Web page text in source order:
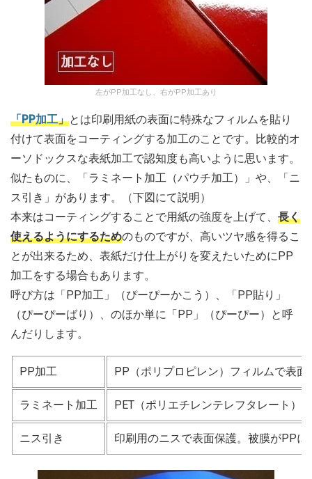
左がPP加工なし、右がPP加工あり
「PP加工」とは印刷用紙の表面に特殊なフィルムを貼り
付けて表面をコーティングする加工のことです。比較的オ
ーソドックスな表紙加工で認知度も高いように思います。
似たものに、「ラミネート加工（パウチ加工）」や、「ニ
ス引き」があります。（下図にて説明）
本来はコーティングすることで用紙の強度を上げて、 長く
使えるようにするためのものですが、高いツヤ感を得るこ
とが出来るため、表紙だけ仕上がりを変えたいためにPP
加工をする場合もあります。
呼び方は「PP加工」（ぴーぴーかこう）、「PP貼り」
（ぴーぴーばり）、のほか単に「PP」（ぴーぴー）と呼
んだりします。
PP加工 PP（ポリプロピレン）フィルムで表
ラミネート加工 PET（ポリエチレンテレフタレート）
ニス引き 印刷用のニスで表面保護。被膜がPP